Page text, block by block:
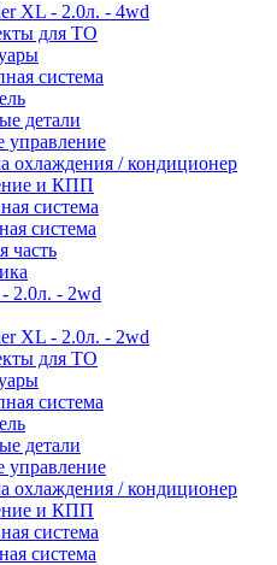
XL - 2.0л. - 4wd
для ТО
система
детали
управление
охлаждения / кондиционер
и КПП
система
система
часть
2.0л. - 2wd
XL - 2.0л. - 2wd
для ТО
система
детали
управление
охлаждения / кондиционер
и КПП
система
система